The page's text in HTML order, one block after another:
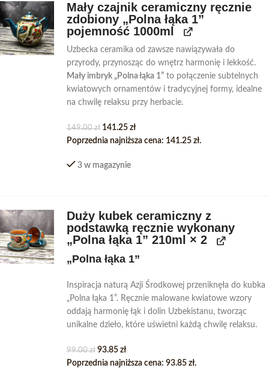
Mały czajnik ceramiczny ręcznie
zdobiony „Polna łąka 1”
pojemność 1000ml
Uzbecka ceramika od zawsze nawiązywała do
przyrody, przynosząc do wnętrz harmonię i lekkość.
Mały imbryk „Polna łąka 1”to połączenie subtelnych
kwiatowych ornamentów i tradycyjnej formy, idealne
na chwilę relaksu przy herbacie.
149.00zł 141.25 zł
Poprzednia najniższa cena: 141.25 zł.
3 w magazynie
Duży kubek ceramiczny z
podstawką ręcznie wykonany
„Polna łąka 1” 210ml × 2
„Polna łąka 1”
Inspiracja naturą Azji Środkowej przeniknęła do kubka
„Polna łąka 1”. Ręcznie malowane kwiatowe wzory
oddają harmonię łąk i dolin Uzbekistanu, tworząc
unikalne dzieło, które uświetni każdą chwilę relaksu.
99.00zł 93.85 zł
Poprzednia najniższa cena: 93.85 zł.